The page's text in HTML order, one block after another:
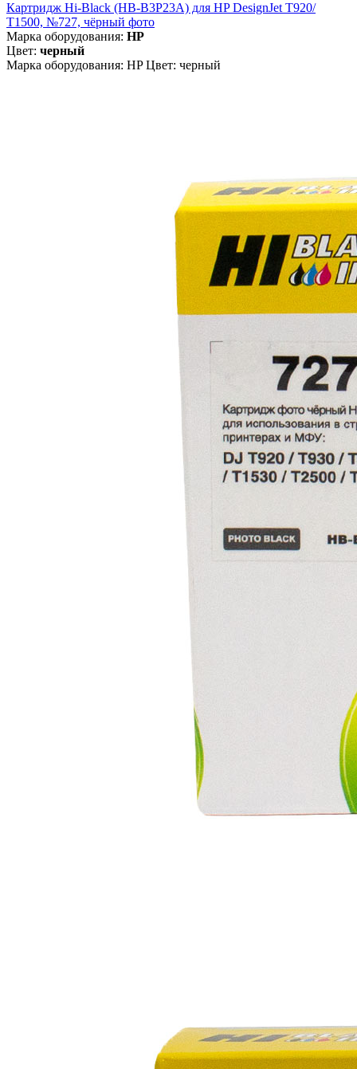
Картридж Hi-Black (HB-B3P23A) для HP DesignJet T920/
T1500, №727, чёрный фото
Марка оборудования: HP
Цвет: черный
Марка оборудования: HP Цвет: черный